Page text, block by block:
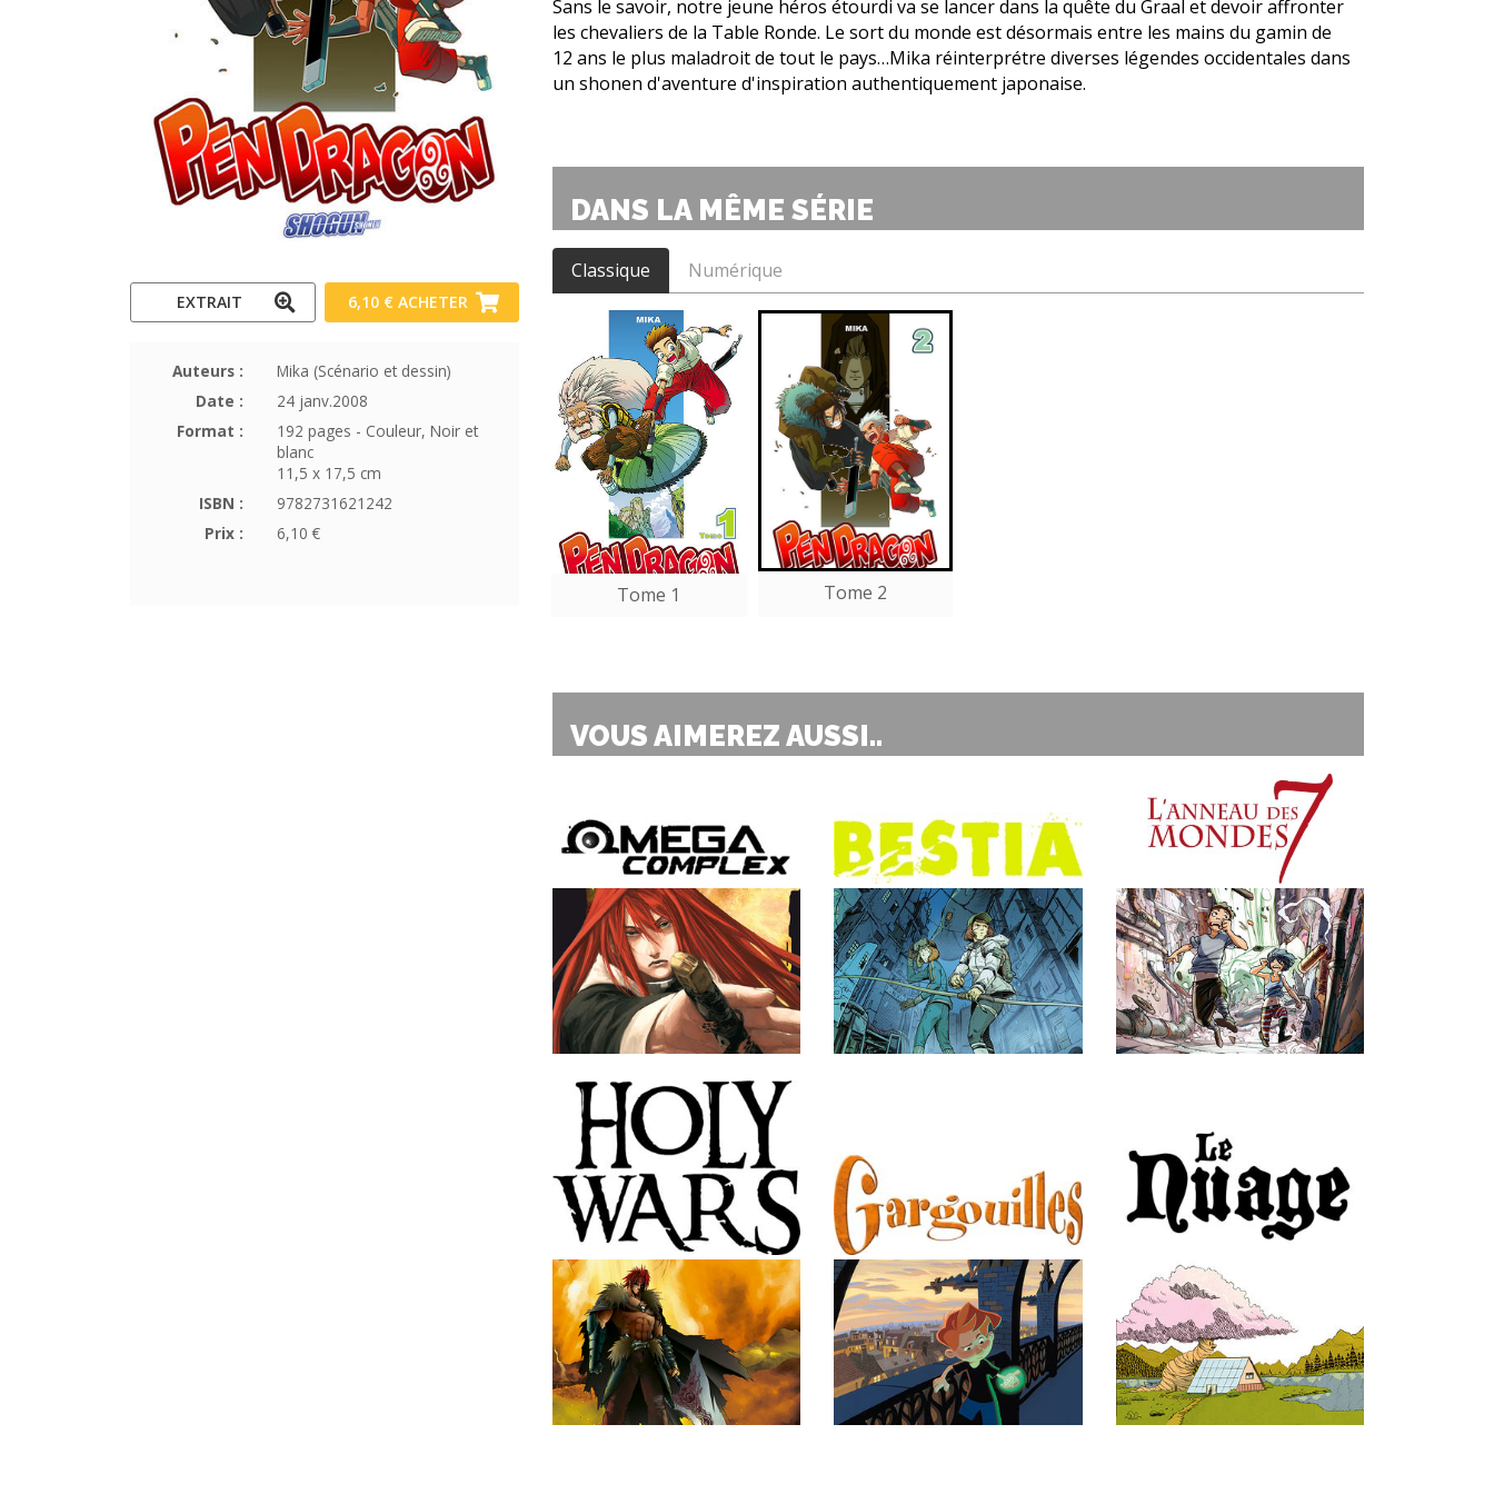
EXTRAIT 6,10 € ACHETER
Auteurs :
Mika (Scénario et dessin)
Date :
24 janv.2008
Format :
192 pages - Couleur, Noir et
blanc
11,5 x 17,5 cm
ISBN :
9782731621242
Prix :
6,10 €
Sans le savoir, notre jeune héros étourdi va se lancer dans la quête du Graal et devoir affronter
les chevaliers de la Table Ronde. Le sort du monde est désormais entre les mains du gamin de
12 ans le plus maladroit de tout le pays…Mika réinterprétre diverses légendes occidentales dans
un shonen d'aventure d'inspiration authentiquement japonaise.
DANS LA MÊME SÉRIE
Classique Numérique
Tome 1 Tome 2
VOUS AIMEREZ AUSSI..